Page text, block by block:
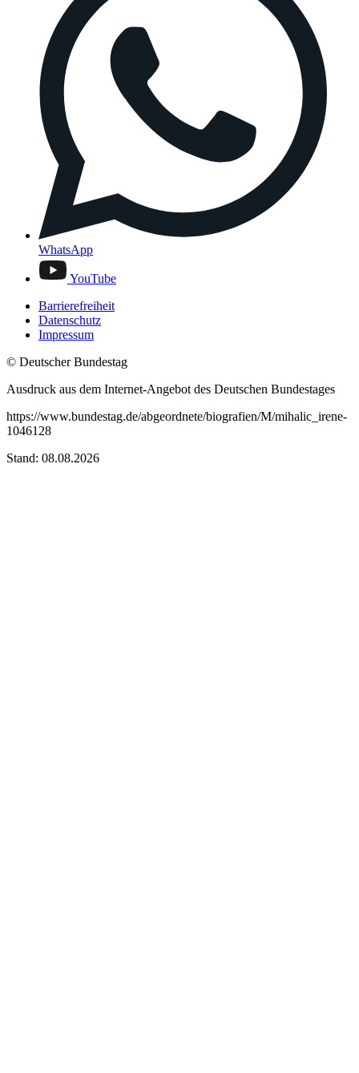
WhatsApp
YouTube
Barrierefreiheit
Datenschutz
Impressum
© Deutscher Bundestag
Ausdruck aus dem Internet-Angebot des Deutschen Bundestages
https://www.bundestag.de/abgeordnete/biografien/M/mihalic_irene-
1046128
Stand: 08.08.2026